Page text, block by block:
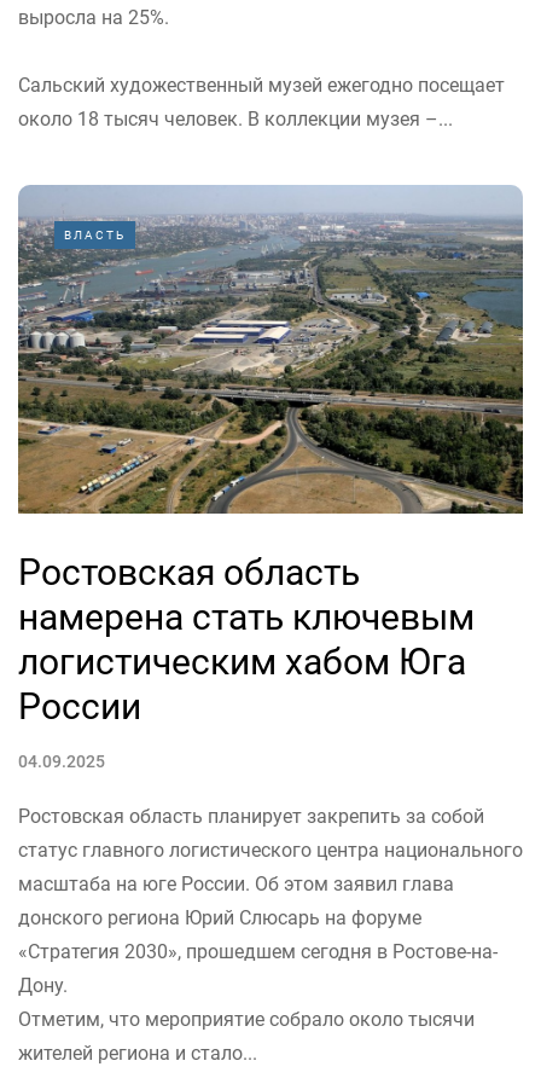
выросла на 25%.
Сальский художественный музей ежегодно посещает
около 18 тысяч человек. В коллекции музея –...
ВЛАСТЬ
Ростовская область
намерена стать ключевым
логистическим хабом Юга
России
04.09.2025
Ростовская область планирует закрепить за собой
статус главного логистического центра национального
масштаба на юге России. Об этом заявил глава
донского региона Юрий Слюсарь на форуме
«Стратегия 2030», прошедшем сегодня в Ростове-на-
Дону.
Отметим, что мероприятие собрало около тысячи
жителей региона и стало...